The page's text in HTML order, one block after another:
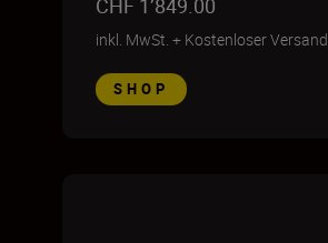
CHF 1’849.00
inkl. MwSt. + Kostenloser Versand
SHOP